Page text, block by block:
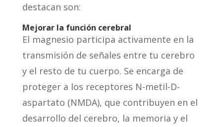
destacan son:
Mejorar la función cerebral
El magnesio participa activamente en la
transmisión de señales entre tu cerebro
y el resto de tu cuerpo. Se encarga de
proteger a los receptores N-metil-D-
aspartato (NMDA), que contribuyen en el
desarrollo del cerebro, la memoria y el